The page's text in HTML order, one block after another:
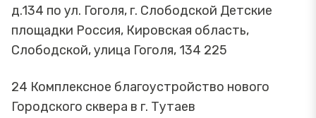
д.134 по ул. Гоголя, г. Слободской Детские
площадки Россия, Кировская область,
Слободской, улица Гоголя, 134 225
24 Комплексное благоустройство нового
Городского сквера в г. Тутаев